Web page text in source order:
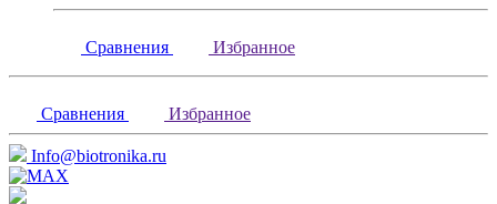
Сравнения Избранное
Сравнения Избранное
Info@biotronika.ru